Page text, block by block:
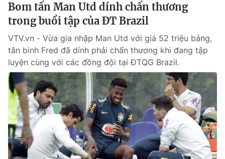
Góc doanh nghiệp
Truyền hình
Phim VTV
Hậu trường
Nhân vật
Khán giả
Giải sao mai
Giải trí
Điện ảnh
Âm nhạc
Sao
Đời sống
Du lịch
Làm đẹp
Chất lượng cuộc sống
Giáo dục
Tuyển sinh
Học trực tuyến
Công nghệ
Hitech Công nghệ tương lai
Giao lưu trực tuyến
Bom tấn Man Utd dính chấn thương
trong buổi tập của ĐT Brazil
VTV.vn - Vừa gia nhập Man Utd với giá 52 triệu bảng,
tân binh Fred đã dính phải chấn thương khi đang tập
luyện cùng với các đồng đội tại ĐTQG Brazil.